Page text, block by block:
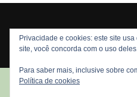
Copyright © 2026 Nós Nerds.
Privacidade e cookies: este site
site, você concorda com o uso
Para saber mais, inclusive sobre
Política de cookies